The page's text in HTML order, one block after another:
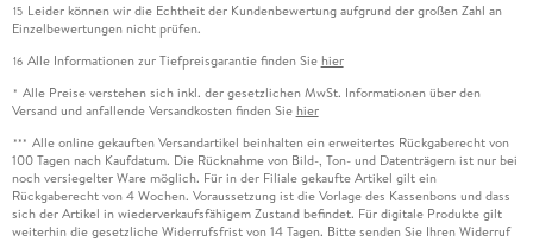
15 Leider können wir die Echtheit der Kundenbewertung aufgrund der großen Zahl an
Einzelbewertungen nicht prüfen.
16 Alle Informationen zur Tiefpreisgarantie finden Sie hier
* Alle Preise verstehen sich inkl. der gesetzlichen MwSt. Informationen über den
Versand und anfallende Versandkosten finden Sie hier
*** Alle online gekauften Versandartikel beinhalten ein erweitertes Rückgaberecht von
100 Tagen nach Kaufdatum. Die Rücknahme von Bild-, Ton- und Datenträgern ist nur bei
noch versiegelter Ware möglich. Für in der Filiale gekaufte Artikel gilt ein
Rückgaberecht von 4 Wochen. Voraussetzung ist die Vorlage des Kassenbons und dass
sich der Artikel in wiederverkaufsfähigem Zustand befindet. Für digitale Produkte gilt
weiterhin die gesetzliche Widerrufsfrist von 14 Tagen. Bitte senden Sie Ihren Widerruf